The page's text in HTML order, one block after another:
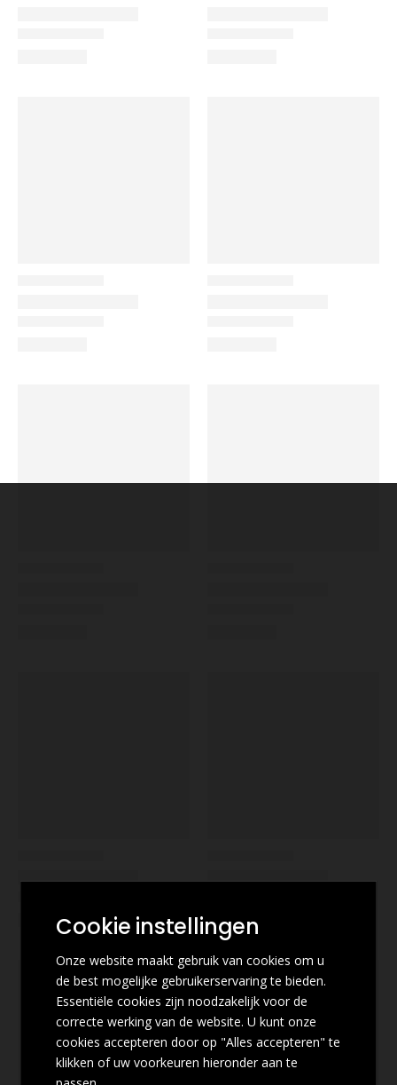
Cookie instellingen
Onze website maakt gebruik van cookies om u
de best mogelijke gebruikerservaring te bieden.
Essentiële cookies zijn noodzakelijk voor de
correcte werking van de website. U kunt onze
cookies accepteren door op "Alles accepteren" te
klikken of uw voorkeuren hieronder aan te